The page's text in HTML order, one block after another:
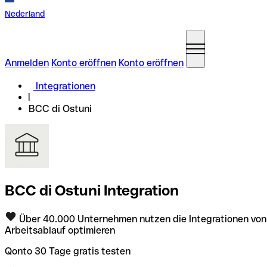
Nederland
Anmelden Konto eröffnen Konto eröffnen
Integrationen
BCC di Ostuni
BCC di Ostuni Integration
Über 40.000 Unternehmen nutzen die Integrationen
Arbeitsablauf optimieren
Qonto 30 Tage gratis testen